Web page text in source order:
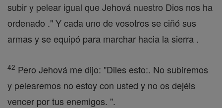
subir y pelear igual que Jehová nuestro Dios nos ha
ordenado ." Y cada uno de vosotros se ciñó sus
armas y se equipó para marchar hacia la sierra .
42 Pero Jehová me dijo: "Diles esto:. No subiremos
y pelearemos no estoy con usted y no os dejéis
vencer por tus enemigos. ".